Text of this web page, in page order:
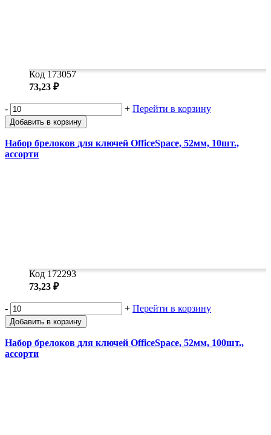
Код 173057
73,23 ₽
- + Перейти в корзину
Добавить в корзину
Набор брелоков для ключей OfficeSpace, 52мм, 10шт.,
ассорти
Код 172293
73,23 ₽
- + Перейти в корзину
Добавить в корзину
Набор брелоков для ключей OfficeSpace, 52мм, 100шт.,
ассорти